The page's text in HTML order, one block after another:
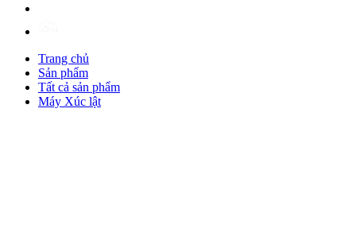
Trang chủ
Sản phẩm
Tất cả sản phẩm
Máy Xúc lật